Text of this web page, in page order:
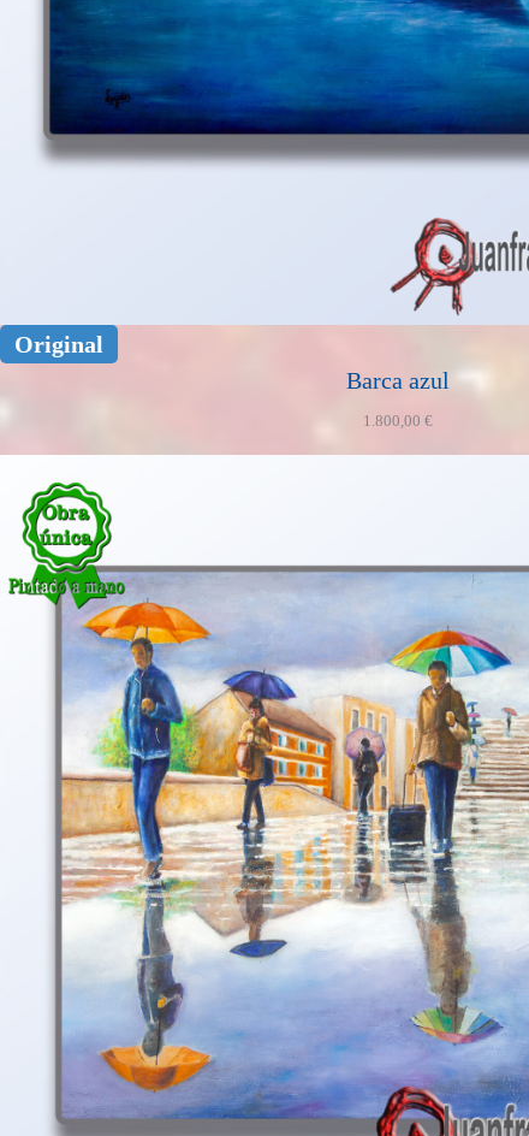
Original
Barca azul
1.800,00 €